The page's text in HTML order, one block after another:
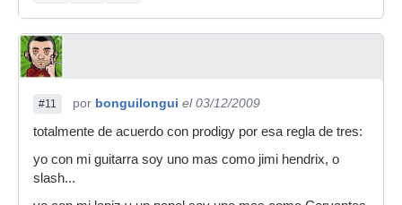
#11 por bonguilongui el 03/12/2009
totalmente de acuerdo con prodigy por esa regla de tres:
yo con mi guitarra soy uno mas como jimi hendrix, o
slash...